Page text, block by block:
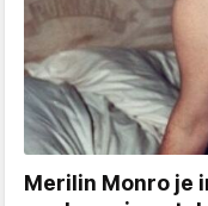
Merilin Monro je